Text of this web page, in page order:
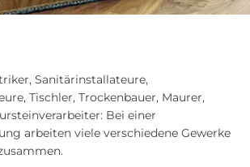
Sanitärinstallateure,
Tischler, Trockenbauer, Maurer,
Bei einer
arbeiten viele verschiedene Gewerke